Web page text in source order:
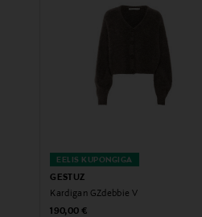
naiste seelik, igapäevane
EELIS KUPONGIGA
GESTUZ
Kardigan GZdebbie V
Original Price
190,00 €